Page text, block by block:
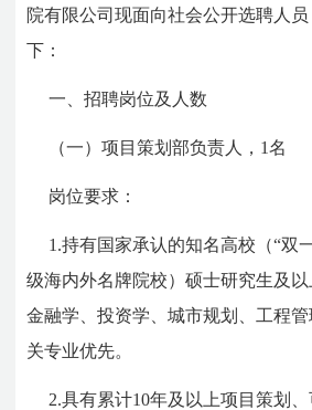
院有限公司现面向社会公开选聘人
下：
一、招聘岗位及人数
（一）项目策划部负责人，1名
岗位要求：
1.持有国家承认的知名高校（“双
级海内外名牌院校）硕士研究生及以
金融学、投资学、城市规划、工程
关专业优先。
2.具有累计10年及以上项目策划、